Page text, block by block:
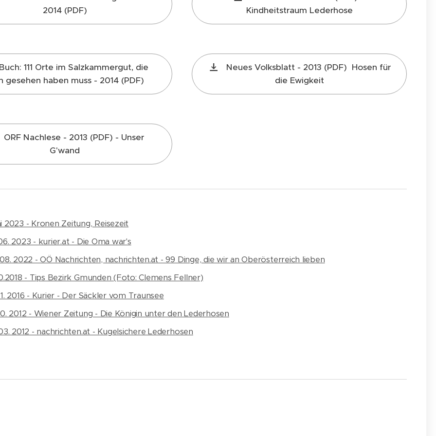
2014 (PDF)
111 Orte im Salzkammergut, die
gesehen haben muss - 2014 (PDF)
ORF Nachlese - 2013 (PDF) - Unser
G'wand
Kindheitstraum Lederhose
Neues Volksblatt - 2013 (PDF) Hosen für
die Ewigkeit
2023 - Kronen Zeitung, Reisezeit
2023 - kurier.at - Die Oma war's
2022 - OÖ Nachrichten, nachrichten.at - 99 Dinge, die wir an Oberösterreich lieben
- Tips Bezirk Gmunden (Foto: Clemens Fellner)
2016 - Kurier - Der Säckler vom Traunsee
2012 - Wiener Zeitung - Die Königin unter den Lederhosen
2012 - nachrichten.at - Kugelsichere Lederhosen